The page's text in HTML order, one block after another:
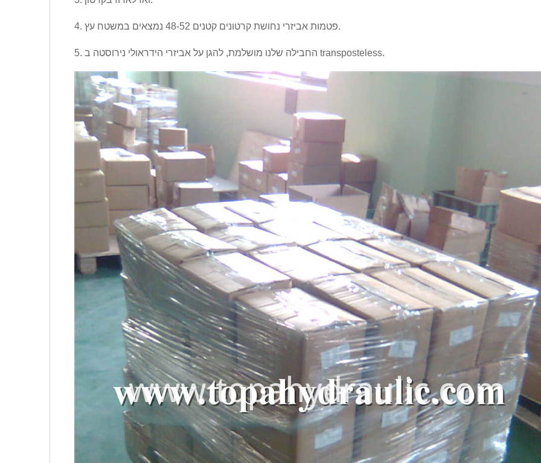
4. פטמות אביזרי נחושת קרטונים קטנים 48-52 נמצאים במשטח עץ.
5. החבילה שלנו מושלמת, להגן על אביזרי הידראולי נירוסטה ב transposteless.